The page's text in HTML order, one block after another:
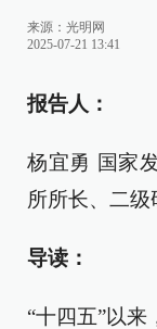
来源： 光明网
2025-07-21 13:41
报告人：
杨宜勇 国家
所所长、二级
导读：
“十四五”以